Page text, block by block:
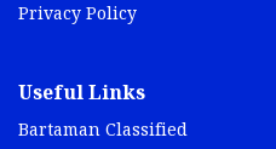
Privacy Policy
Useful Links
Bartaman Classified